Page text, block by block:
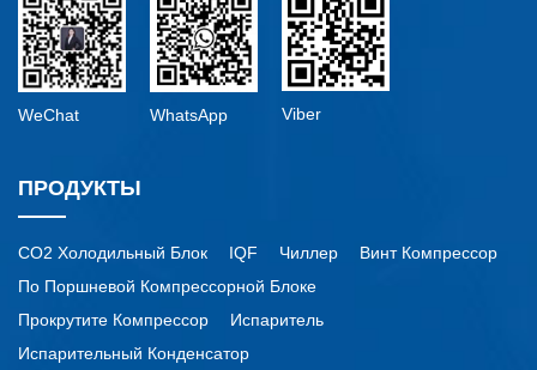
WeChat WhatsApp Viber
ПРОДУКТЫ
CO2 Холодильный Блок IQF Чиллер
Винт Компрессор
По Поршневой Компрессорной Блоке
Прокрутите Компрессор
Испаритель
Испарительный Конденсатор